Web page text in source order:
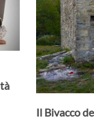
Il Bivacco